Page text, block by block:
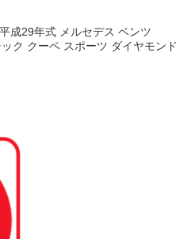
成29年式 メルセデス ベンツ
ク クーペ スポーツ ダイヤモンド